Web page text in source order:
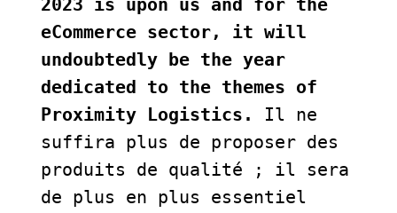
2023 is upon us and for the
eCommerce sector, it will
undoubtedly be the year
dedicated to the themes of
Proximity Logistics.
Il ne
suffira plus de proposer des
produits de qualité ; il sera
de plus en plus essentiel